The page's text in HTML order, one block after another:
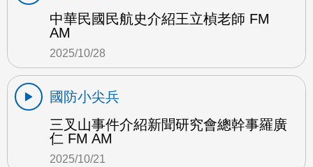
中華民國民航史介紹王立楨老師 FM
AM
2025/10/28
國防小尖兵
三叉山事件介紹新聞研究會總幹事羅廣
仁 FM AM
2025/10/21